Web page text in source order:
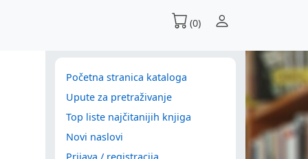
(0)
Početna stranica kataloga
Upute za pretraživanje
Top liste najčitanijih knjiga
Novi naslovi